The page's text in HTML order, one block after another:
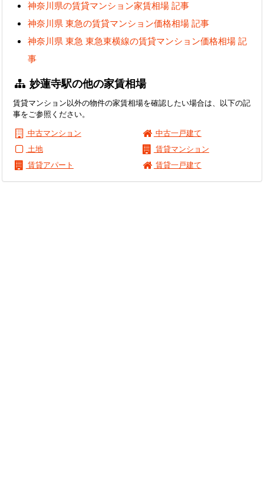
神奈川県の賃貸マンション家賃相場 記事
神奈川県 東急の賃貸マンション価格相場 記事
神奈川県 東急 東急東横線の賃貸マンション価格相場 記
事
妙蓮寺駅の他の家賃相場
賃貸マンション以外の物件の家賃相場を確認したい場合は、以下の記
事をご参照ください。
中古マンション
中古一戸建て
土地
賃貸マンション
賃貸アパート
賃貸一戸建て